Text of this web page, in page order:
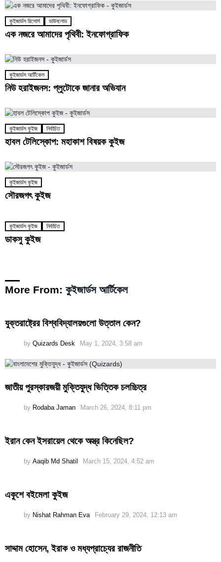
কুইজার্ডস রিসোর্স ডাউনলোড
এক নজরে আমাদের পৃথিবী: ইনফোগ্রাফিক
কুইজার্ডস আর্টিকেল
নিউ হরাইজনস: প্লুটোকে জানার অভিযান
কুইজার্ডস কুইজ নির্বাচিত
হাবল টেলিস্কোপ: মহাকাশ বিষয়ক কুইজ
কুইজার্ডস কুইজ
সৌরজগৎ কুইজ
কুইজার্ডস কুইজ নির্বাচিত
ডাকসু কুইজ
More From: কুইজার্ডস আর্টিকেল
যুক্তরাষ্ট্রের বিশ্ববিদ্যালয়গুলো উত্তাল কেন?
by Quizards Desk May 1, 2024, 3:58 am
জাতীয় পুরস্কারজয়ী মুক্তিযুদ্ধ ভিত্তিক চলচ্চিত্র
by Rodaba Jaman March 26, 2024, 8:11 pm
ইরান কেন ইসরায়েল থেকে অস্ত্র কিনেছিল?
by Aaqib Md Shatil March 15, 2024, 4:52 am
একুশে বইমেলা কুইজ
by Nishat Rahman Eva February 29, 2024, 12:13 am
সাদ্দাম হোসেন, ইরাক ও মধ্যপ্রাচ্যের রাজনীতি